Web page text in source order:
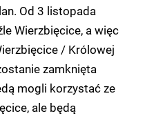
Od 3 listopada
Wierzbięcice, a więc
/ Królowej
zamknięta
mogli korzystać ze
ale będą